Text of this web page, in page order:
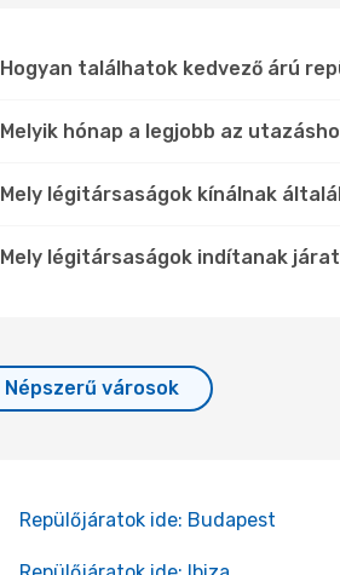
Hogyan találhatok kedvező árú
Melyik hónap a legjobb az
Mely légitársaságok kínálnak
Mely légitársaságok indítanak
Népszerű városok
Repülőjáratok ide: Budapest